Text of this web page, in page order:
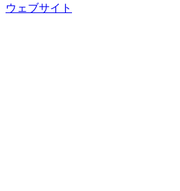
ウェブサイト